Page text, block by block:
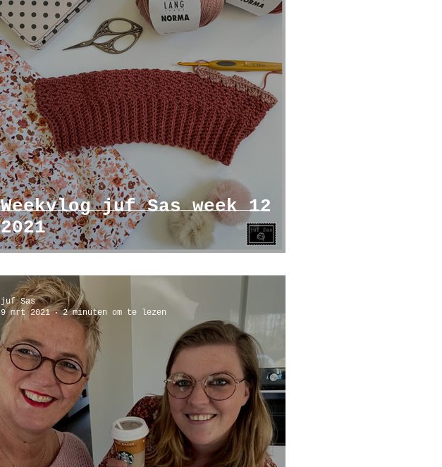
Weekvlog juf Sas week 12
2021
juf Sas
9 mrt 2021
2 minuten om te lezen